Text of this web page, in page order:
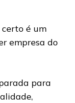
certo é um
empresa do
para